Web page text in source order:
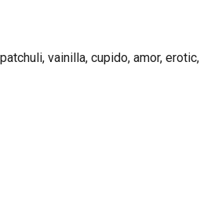
vainilla, cupido, amor, erotic,